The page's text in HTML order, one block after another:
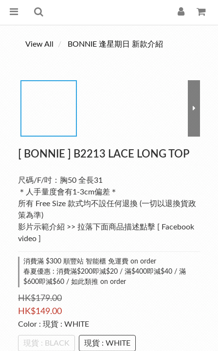
View All BONNIE 逢星期日 新款介紹
[ BONNIE ] B2213 LACE LONG TOP
尺碼/F/吋：胸50 全長31
＊人手量度會有1-3cm偏差＊
所有 Free Size 款式均不設任何退換 (一切以退換貨政
策為準)
影片示範介紹 >> 拉落下面商品描述點擊 [ Facebook
video ]
消費滿 $300 順豐站 智能櫃 免運費 on order
春夏優惠 : 消費滿$200即減$20 / 滿$400即減$40 / 滿
$600即減$60 / 如此類推 on order
HK$179.00
HK$149.00
Color : 現貨 : WHITE
現貨 : BLACK 現貨 : WHITE